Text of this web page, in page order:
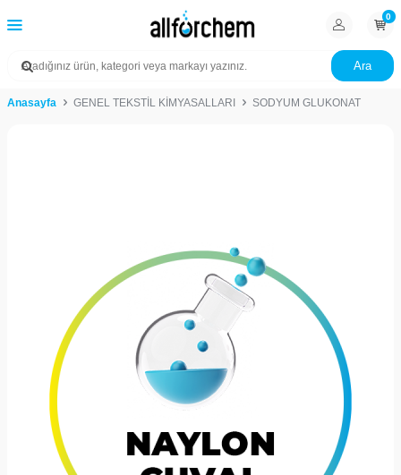
Ara
0
Anasayfa GENEL TEKSTİL KİMYASALLARI SODYUM GLUKONAT